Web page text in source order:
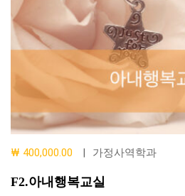
₩ 400,000.00 가정사역학과
F2.아내행복교실